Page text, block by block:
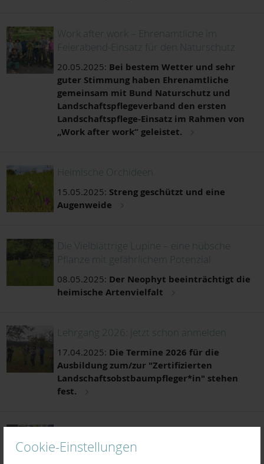
Cookie-Einstellungen
Work after work – Ehrenamtliche im
Feierabend-Einsatz für den Naturschutz
20.05.2025: Bei bestem Wetter und sehr
guter Stimmung haben Ehrenamtliche
gemeinsam mit Bund Naturschutz und
Landschaftspflegeverband den ersten
Landschaftspflege-Einsatz im Rahmen von
„Work after work“ geleistet.
Heimische Orchideen
15.05.2025: Streng geschützt und eine
Augenweide
Die Vielblättrige Lupine – eine hübsche
Pflanze mit gefährlichem Potenzial
08.05.2025: Der Neophyt beeinträchtigt die
heimische Artenvielfalt
Lehrgang 2026: jetzt schon anmelden
17.04.2025: Die Termine 2026 für die
Ausbildung zum/zur "Zertifizierten
Landschaftsobstbaumpfleger*in" stehen
fest.
Verletzter Biber erholt sich in der LPV-
Geschäftsstelle